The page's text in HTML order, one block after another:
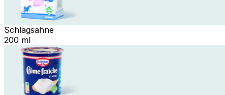
Schlagsahne
200 ml